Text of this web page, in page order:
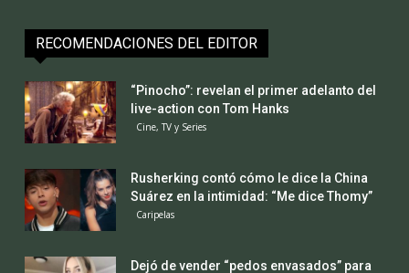
RECOMENDACIONES DEL EDITOR
“Pinocho”: revelan el primer adelanto del
live-action con Tom Hanks
Cine, TV y Series
Rusherking contó cómo le dice la China
Suárez en la intimidad: “Me dice Thomy”
Caripelas
Dejó de vender “pedos envasados” para